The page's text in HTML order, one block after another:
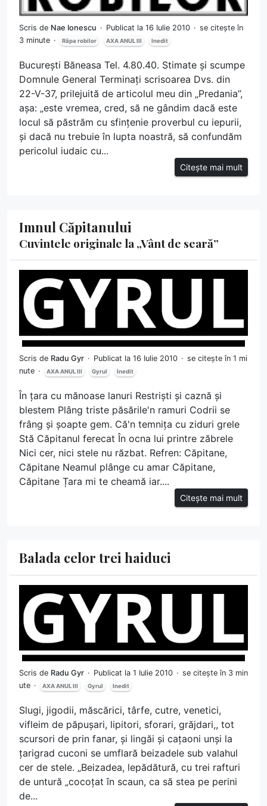
Scris de Nae Ionescu Publicat la 16 Iulie 2010
se citește în
3 minute
Râpa robilor AXA ANUL III Inedit
București Băneasa Tel. 4.80.40. Stimate și scumpe
Domnule General Terminați scrisoarea Dvs. din
22-V-37, prilejuită de articolul meu din „Predania”,
așa: „este vremea, cred, să ne gândim dacă este
locul să păstrăm cu sfințenie proverbul cu iepurii,
și dacă nu trebuie în lupta noastră, să confundăm
pericolul iudaic cu...
Citește mai mult
Imnul Căpitanului
Cuvintele originale la „Vânt de seară”
Scris de Radu Gyr Publicat la 16 Iulie 2010
se citește în 1 mi
nute
AXA ANUL III Gyrul Inedit
În țara cu mănoase lanuri Restriști și caznă și
blestem Plâng triste păsările'n ramuri Codrii se
frâng și șoapte gem. Că'n temnița cu ziduri grele
Stă Căpitanul ferecat În ocna lui printre zăbrele
Nici cer, nici stele nu răzbat. Refren: Căpitane,
Căpitane Neamul plânge cu amar Căpitane,
Căpitane Țara mi te cheamă iar....
Citește mai mult
Balada celor trei haiduci
Scris de Radu Gyr Publicat la 1 Iulie 2010
se citește în 3 min
ute
AXA ANUL III Gyrul Inedit
Slugi, jigodii, măscărici, târfe, cutre, venetici,
vifleim de păpușari, lipitori, sforari, grăjdari,, tot
scursori de prin fanar, și lingăi și cațaoni unși la
țarigrad cuconi se umflară beizadele sub valahul
cer de stele. „Beizadea, lepădătură, cu trei rafturi
de untură „cocoțat în scaun, ca să stea pe perini
de...